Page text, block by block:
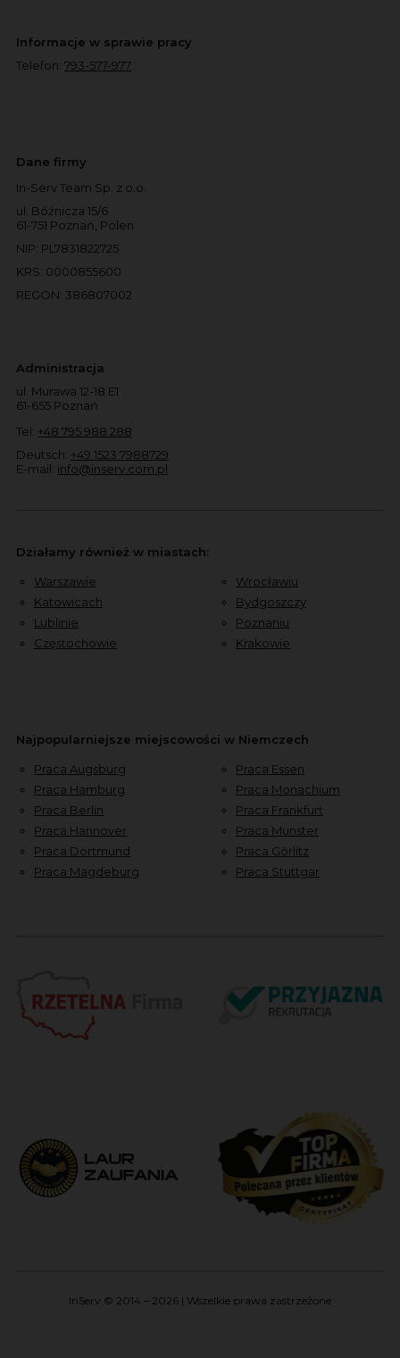
Informacje w sprawie pracy
Telefon: 793-577-977
Dane firmy
In-Serv Team Sp. z o.o.
ul. Bóżnicza 15/6
61-751 Poznań, Polen
NIP: PL7831822725
KRS: 0000855600
REGON: 386807002
Administracja
ul. Murawa 12-18 E1
61-655 Poznań
Tel: +48 795 988 288
Deutsch: +49 1523 7988729
E-mail: info@inserv.com.pl
Działamy również w miastach:
Warszawie
Katowicach
Lublinie
Częstochowie
Wrocławiu
Bydgoszczy
Poznaniu
Krakowie
Najpopularniejsze miejscowości w Niemczech
Praca Augsburg
Praca Hamburg
Praca Berlin
Praca Hannover
Praca Dortmund
Praca Magdeburg
Praca Essen
Praca Monachium
Praca Frankfurt
Praca Munster
Praca Görlitz
Praca Stuttgar
InServ © 2014 – 2026 | Wszelkie prawa zastrzeżone